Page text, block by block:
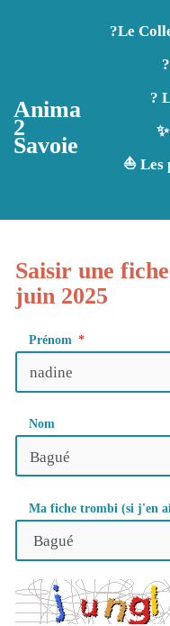
Aller au contenu
Anima
2
Savoie
?️Le
?
⛵ Les
Saisir une
juin 2025
Prénom
Nom
Ma fiche trombi (si j'en